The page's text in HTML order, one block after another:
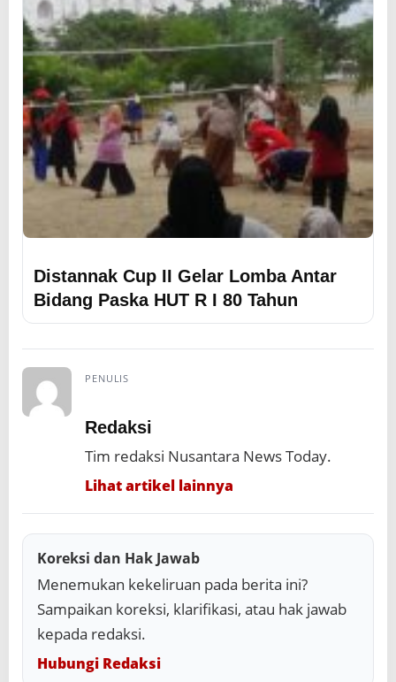
Distannak Cup II Gelar Lomba Antar
Bidang Paska HUT R I 80 Tahun
PENULIS
Redaksi
Tim redaksi Nusantara News Today.
Lihat artikel lainnya
Koreksi dan Hak Jawab
Menemukan kekeliruan pada berita ini?
Sampaikan koreksi, klarifikasi, atau hak jawab
kepada redaksi.
Hubungi Redaksi